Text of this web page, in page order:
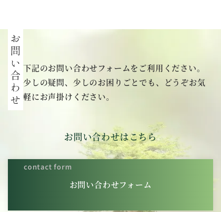
下記のお問い合わせフォームをご利用ください。
少しの疑問、少しのお困りごとでも、どうぞお気
軽にお声掛けください。
お問い合わせはこちら
contact form
お問い合わせフォーム